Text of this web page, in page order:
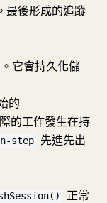
最後形成的追蹤
。它會持久化儲
的
的工作發生在持
step
先進先出
正常